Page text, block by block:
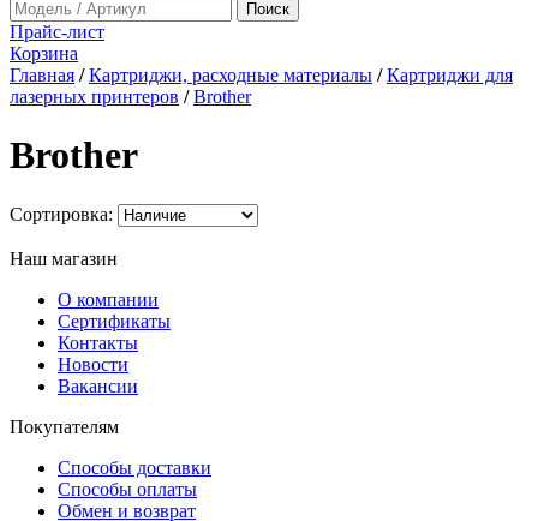
Прайс-лист
Корзина
Главная / Картриджи, расходные материалы / Картриджи для
лазерных принтеров / Brother
Brother
Сортировка:
Наш магазин
О компании
Сертификаты
Контакты
Новости
Вакансии
Покупателям
Способы доставки
Способы оплаты
Обмен и возврат